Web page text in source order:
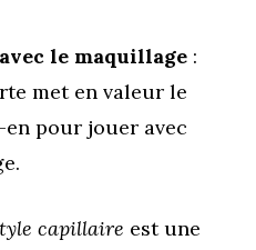
le maquillage :
met en valeur le
pour jouer avec
capillaire est une